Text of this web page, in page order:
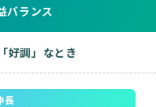
バランス
好調」なとき
長